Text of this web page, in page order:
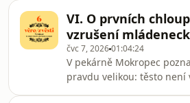
jsme vodopád be
sluší se
proč Kofola celé království
spojuje, kdežto instantní
přátelství rozděluje. A
jsme si, že dobrý
nalezne skutečnou
VI. O prvních
vzrušení
čvc 7, 202601:04:24
V pekárně Mokropec
pravdu velikou: těsto není